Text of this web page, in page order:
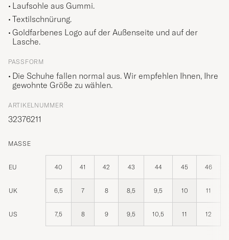
Laufsohle aus Gummi.
Textilschnürung.
Goldfarbenes Logo auf der Außenseite und auf der
Lasche.
PASSFORM
Die Schuhe fallen normal aus. Wir empfehlen Ihnen, Ihre
gewohnte Größe zu wählen.
ARTIKELNUMMER
32376211
MASSE
EU 40 41 42 43 44 45 46
UK 6,5 7 8 8,5 9,5 10 11
US 7,5 8 9 9,5 10,5 11 12